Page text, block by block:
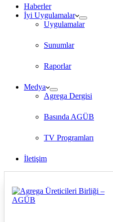
Haberler
İyi Uygulamalar
Uygulamalar
Sunumlar
Raporlar
Medya
Agrega Dergisi
Basında AGÜB
TV Programları
İletişim